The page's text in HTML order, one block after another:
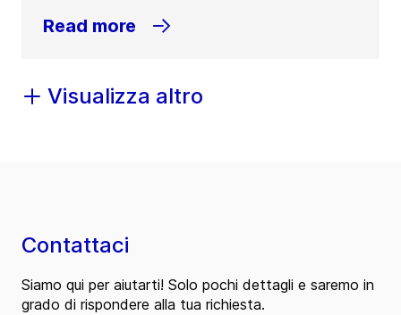
Read more
Visualizza altro
Contattaci
Siamo qui per aiutarti! Solo pochi dettagli e saremo in
grado di rispondere alla tua richiesta.